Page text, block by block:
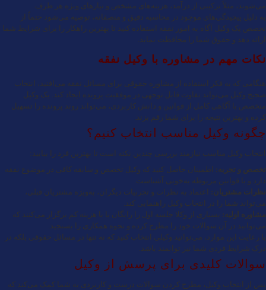
می‌شوند، مثلاً ترکیبی از درآمد، هزینه‌های مشخص و نیازهای ویژه هر طرف.
به دلیل پیچیدگی‌های موجود در محاسبه دقیق و منصفانه، توصیه می‌شود حتماً از
تخصص یک وکیل آگاه به امور نفقه استفاده کنید تا بهترین راهکار را برای شرایط شما
ارائه دهد و حقوق شما را محافظت نماید.
نکات مهم در مشاوره با وکیل نفقه
هنگامی که به فکر استفاده از مشاوره حقوقی برای مسائل نفقه می‌افتید، انتخاب
صحیح وکیل می‌تواند تفاوت قابل توجهی در موفقیت پرونده ایجاد کند. یک وکیل
متخصص با آگاهی کامل از قوانین و دانش کاربردی، می‌تواند روند پرونده را تسهیل
کرده و بهترین نتیجه را برای شما رقم بزند.
چگونه وکیل مناسب انتخاب کنیم؟
انتخاب وکیل مناسب نیازمند بررسی چندین نکته است تا بهترین فرد را بیابید:
تخصص و تجربه: اطمینان حاصل کنید که وکیل تخصص و سابقه کافی در موضوع نفقه
دارد و با قوانین مربوطه به‌خوبی آشناست.
نظرات مشتریان: اعتماد به نظرات و تجربیات دیگران، به‌ویژه مشتریان قبلی،
می‌تواند شما را در انتخاب وکیل راهنمایی کند.
مشاوره اولیه: بسیاری از وکلا جلسه اول را رایگان یا با هزینه کم برگزار می‌کنند که
می‌توانید در آن سوالات خود را مطرح کرده و نحوه همکاری را بسنجید.
با رعایت این موارد، می‌توانید وکیلی انتخاب کنید که نه تنها در مسائل حقوقی بلکه در
درک شرایط فردی شما نیز توانمند باشد.
سوالات کلیدی برای پرسش از وکیل
پس از انتخاب وکیل، مطرح کردن سوالات درست و کاربردی به شما کمک می‌کند که